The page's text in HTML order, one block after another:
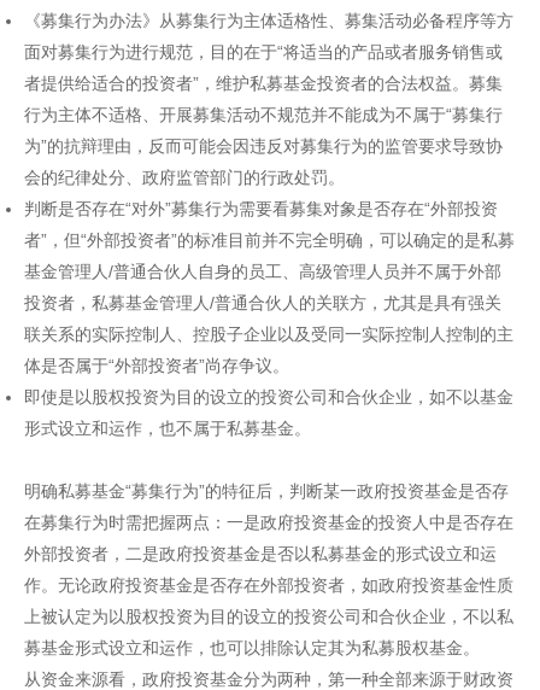
《募集行为办法》从募集行为主体适格性、募集活动必备程序等方
面对募集行为进行规范，目的在于“将适当的产品或者服务销售或
者提供给适合的投资者”，维护私募基金投资者的合法权益。募集
行为主体不适格、开展募集活动不规范并不能成为不属于“募集行
为”的抗辩理由，反而可能会因违反对募集行为的监管要求导致协
会的纪律处分、政府监管部门的行政处罚。
判断是否存在“对外”募集行为需要看募集对象是否存在“外部投资
者”，但“外部投资者”的标准目前并不完全明确，可以确定的是私募
基金管理人/普通合伙人自身的员工、高级管理人员并不属于外部
投资者，私募基金管理人/普通合伙人的关联方，尤其是具有强关
联关系的实际控制人、控股子企业以及受同一实际控制人控制的主
体是否属于“外部投资者”尚存争议。
即使是以股权投资为目的设立的投资公司和合伙企业，如不以基金
形式设立和运作，也不属于私募基金。
明确私募基金“募集行为”的特征后，判断某一政府投资基金是否存
在募集行为时需把握两点：一是政府投资基金的投资人中是否存在
外部投资者，二是政府投资基金是否以私募基金的形式设立和运
作。无论政府投资基金是否存在外部投资者，如政府投资基金性质
上被认定为以股权投资为目的设立的投资公司和合伙企业，不以私
募基金形式设立和运作，也可以排除认定其为私募股权基金。
从资金来源看，政府投资基金分为两种，第一种全部来源于财政资